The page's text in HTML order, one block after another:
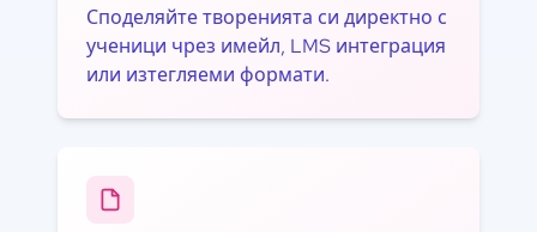
Споделяйте творенията си директно с
ученици чрез имейл, LMS интеграция
или изтегляеми формати.